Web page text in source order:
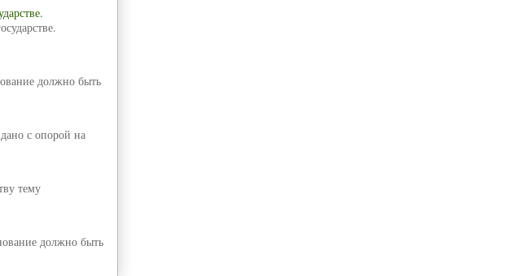
должно быть
с опорой на
тему
должно быть